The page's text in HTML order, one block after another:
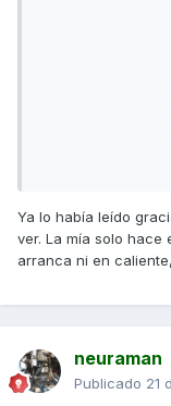
Ya lo había leído
ver. La mía solo hace
arranca ni en
neuraman
Publicado 21